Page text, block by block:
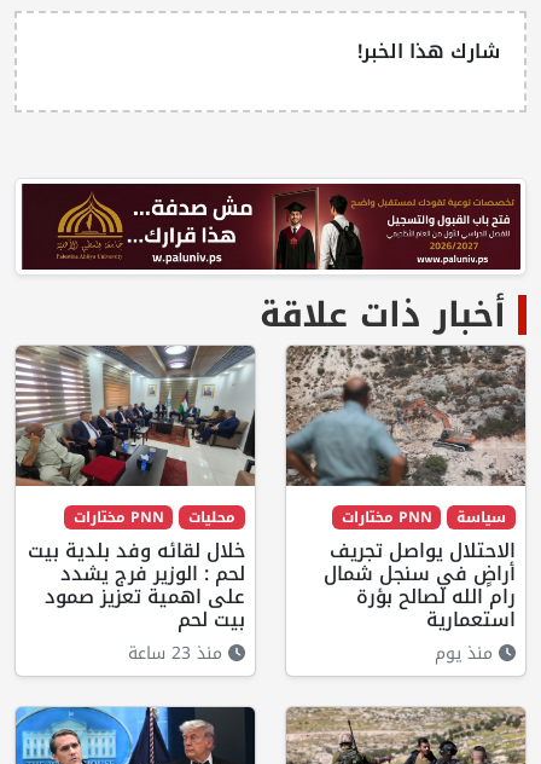
شارك هذا الخبر!
أخبار ذات علاقة
سياسة PNN مختارات
الاحتلال يواصل تجريف
أراضٍ في سنجل شمال
رام الله لصالح بؤرة
استعمارية
منذ يوم
محليات PNN مختارات
خلال لقائه وفد بلدية بيت
لحم : الوزير فرج يشدد
على اهمية تعزيز صمود
بيت لحم
منذ 23 ساعة